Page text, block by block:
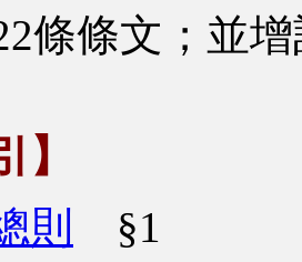
條條文；並
】
則
§1